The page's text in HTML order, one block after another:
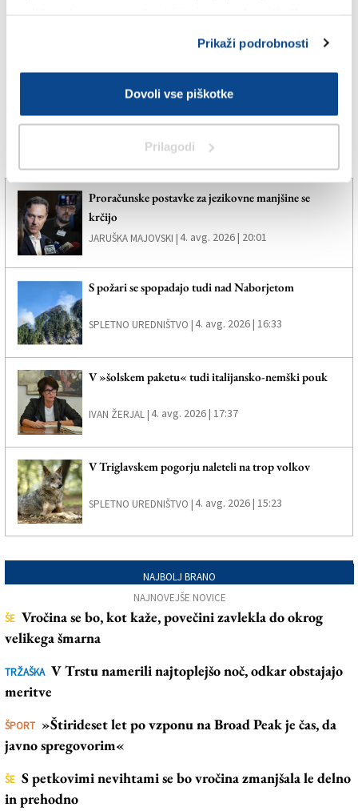
Prikaži podrobnosti
Dovoli vse piškotke
Prilagodi
VIAGGIO
Več novic
Proračunske postavke za jezikovne manjšine se
krčijo
JARUŠKA MAJOVSKI |4. avg. 2026 | 20:01
S požari se spopadajo tudi nad Naborjetom
SPLETNO UREDNIŠTVO |4. avg. 2026 | 16:33
V »šolskem paketu« tudi italijansko-nemški pouk
IVAN ŽERJAL |4. avg. 2026 | 17:37
V Triglavskem pogorju naleteli na trop volkov
SPLETNO UREDNIŠTVO |4. avg. 2026 | 15:23
NAJBOLJ BRANO
NAJNOVEJŠE NOVICE
ŠE Vročina se bo, kot kaže, povečini zavlekla do okrog
velikega šmarna
TRŽAŠKA V Trstu namerili najtoplejšo noč, odkar obstajajo
meritve
ŠPORT »Štirideset let po vzponu na Broad Peak je čas, da
javno spregovorim«
ŠE S petkovimi nevihtami se bo vročina zmanjšala le delno
in prehodno